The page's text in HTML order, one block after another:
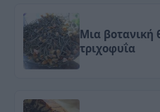
Μια βοτανική
τριχοφυΐα